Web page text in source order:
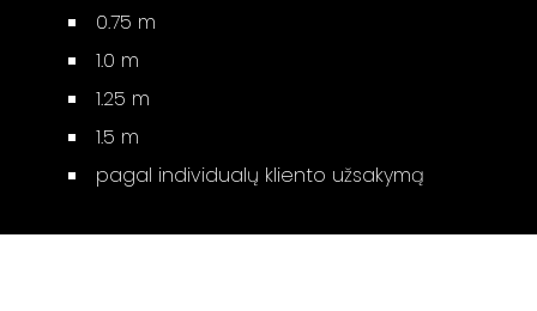
0.75 m
1.0 m
1.25 m
1.5 m
pagal individualų kliento užsakymą